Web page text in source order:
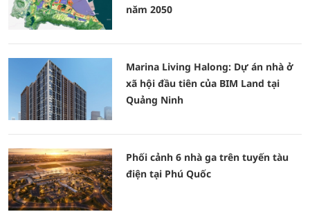
năm 2050
Marina Living Halong: Dự án nhà ở
xã hội đầu tiên của BIM Land tại
Quảng Ninh
Phối cảnh 6 nhà ga trên tuyến tàu
điện tại Phú Quốc